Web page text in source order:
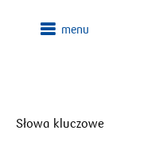
Słowa kluczowe